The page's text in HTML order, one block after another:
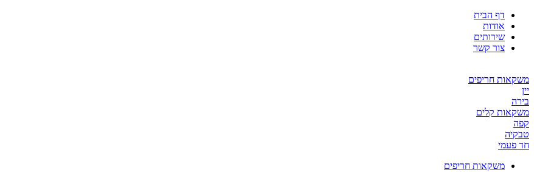
דף הבית
אודות
שירותים
צור קשר
משקאות חריפים
יין
בירה
משקאות קלים
קפה
טבקיה
חד פעמי
משקאות חריפים